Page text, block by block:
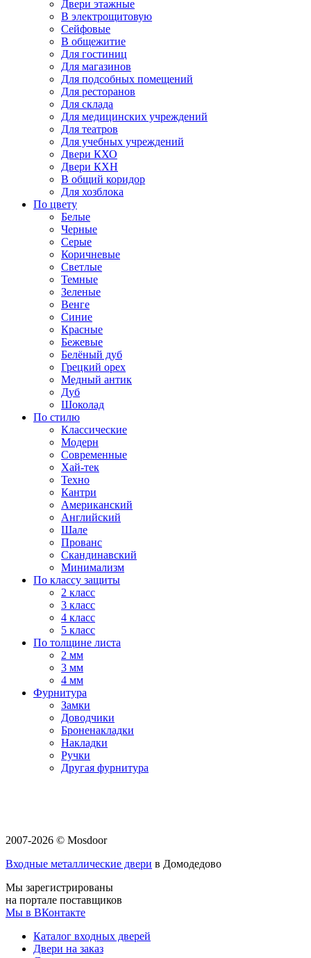
Двери этажные
В электрощитовую
Сейфовые
В общежитие
Для гостиниц
Для магазинов
Для подсобных помещений
Для ресторанов
Для склада
Для медицинских учреждений
Для театров
Для учебных учреждений
Двери КХО
Двери КХН
В общий коридор
Для хозблока
По цвету
Белые
Черные
Серые
Коричневые
Светлые
Темные
Зеленые
Венге
Синие
Красные
Бежевые
Белёный дуб
Грецкий орех
Медный антик
Дуб
Шоколад
По стилю
Классические
Модерн
Современные
Хай-тек
Техно
Кантри
Американский
Английский
Шале
Прованс
Скандинавский
Минимализм
По классу защиты
2 класс
3 класс
4 класс
5 класс
По толщине листа
2 мм
3 мм
4 мм
Фурнитура
Замки
Доводчики
Броненакладки
Накладки
Ручки
Другая фурнитура
2007-2026 © Mosdoor
Входные металлические двери в Домодедово
Мы зарегистрированы
на портале поставщиков
Мы в ВКонтакте
Каталог входных дверей
Двери на заказ